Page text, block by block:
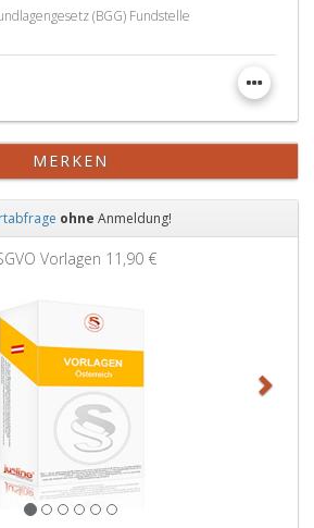
(BGG) Fundstelle
MERKEN
ohne Anmeldung!
Vorlagen 11,90 €